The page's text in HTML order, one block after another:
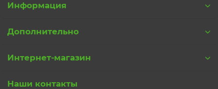
Информация
Дополнительно
Интернет-магазин
Наши контакты